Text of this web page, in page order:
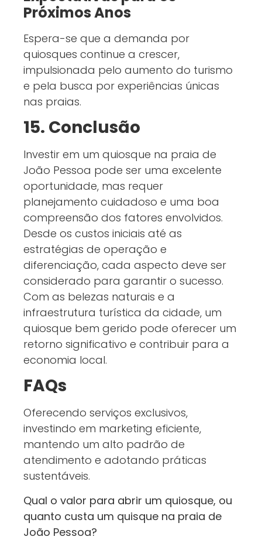
Próximos Anos
Espera-se que a demanda por
quiosques continue a crescer,
impulsionada pelo aumento do turismo
e pela busca por experiências únicas
nas praias.
15. Conclusão
Investir em um quiosque na praia de
João Pessoa pode ser uma excelente
oportunidade, mas requer
planejamento cuidadoso e uma boa
compreensão dos fatores envolvidos.
Desde os custos iniciais até as
estratégias de operação e
diferenciação, cada aspecto deve ser
considerado para garantir o sucesso.
Com as belezas naturais e a
infraestrutura turística da cidade, um
quiosque bem gerido pode oferecer um
retorno significativo e contribuir para a
economia local.
FAQs
Oferecendo serviços exclusivos,
investindo em marketing eficiente,
mantendo um alto padrão de
atendimento e adotando práticas
sustentáveis.
Qual o valor para abrir um quiosque, ou
quanto custa um quisque na praia de
João Pessoa?